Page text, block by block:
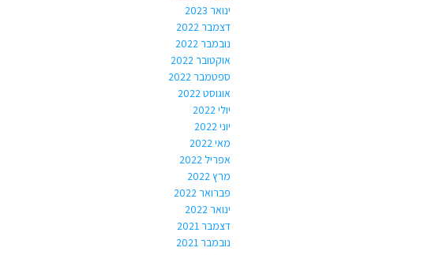
ינואר 2023
דצמבר 2022
נובמבר 2022
אוקטובר 2022
ספטמבר 2022
אוגוסט 2022
יולי 2022
יוני 2022
מאי 2022
אפריל 2022
מרץ 2022
פברואר 2022
ינואר 2022
דצמבר 2021
נובמבר 2021